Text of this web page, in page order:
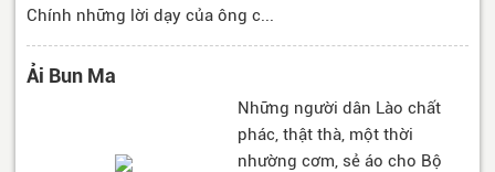
Chính những lời dạy của ông c...
Ải Bun Ma
Những người dân Lào chất
phác, thật thà, một thời
nhường cơm, sẻ áo cho Bộ